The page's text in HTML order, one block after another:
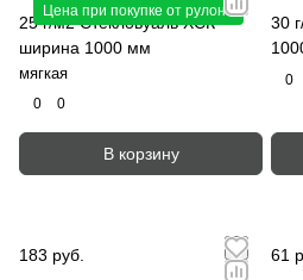
Цена при покупке от рулона
25 г/м2 Стекловуаль ХСК
ширина 1000 мм
мягкая
0 0
В корзину
30
0
183 руб.
61